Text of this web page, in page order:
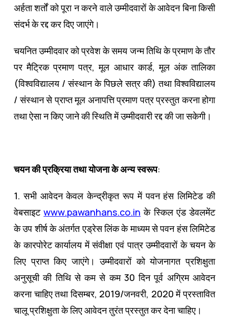
अर्हता शर्तों को पूरा न करने वाले उम्‍मीदवारों के आवेदन बिना किसी
संदर्भ के रद्द कर दिए जाएंगे।
चयनित उम्‍मीदवार को प्रवेश के समय जन्‍म तिथि के प्रमाण के तौर
पर मैट्रिक प्रमाण पत्र, मूल आधार कार्ड, मूल अंक तालिका
(विश्‍वविद्यालय / संस्‍थान के पिछले सत्र की) तथा विश्‍वविद्यालय
/ संस्‍थान से प्राप्‍त मूल अनापत्ति प्रमाण पत्र प्रस्‍तुत करना होगा
तथा ऐसा न किए जाने की स्थिति में उम्‍मीदवारी रद्द की जा सकेगी।
चयन की प्रक्रिया तथा योजना के अन्‍य स्‍वरूप:
1. सभी आवेदन केवल केन्‍द्रीकृत रूप में पवन हंस लिमिटेड की
वेबसाइटwww.pawanhans.co.in के स्किल एंड डेवलमेंट
के उप शीर्ष के अंतर्गत एड्रेस लिंक के माध्‍यम से पवन हंस लिमिटेड
के कारपोरेट कार्यालय में संवीक्षा एवं पात्र उम्‍मीदवारों के चयन के
लिए प्राप्‍त किए जाएंगे। उम्‍मीदवारों को योजनागत प्रशिक्षुता
अनुसूची की तिथि से कम से कम 30 दिन पूर्व अग्रिम आवेदन
करना चाहिए तथा दिसम्‍बर, 2019/जनवरी, 2020 में प्रस्‍तावित
चालू प्रशिक्षुता के लिए आवेदन तुरंत प्रस्‍तुत कर देना चाहिए।